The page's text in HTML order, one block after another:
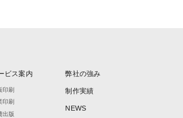
ビス案内
印刷
印刷
出版
弊社の強み
制作実績
NEWS